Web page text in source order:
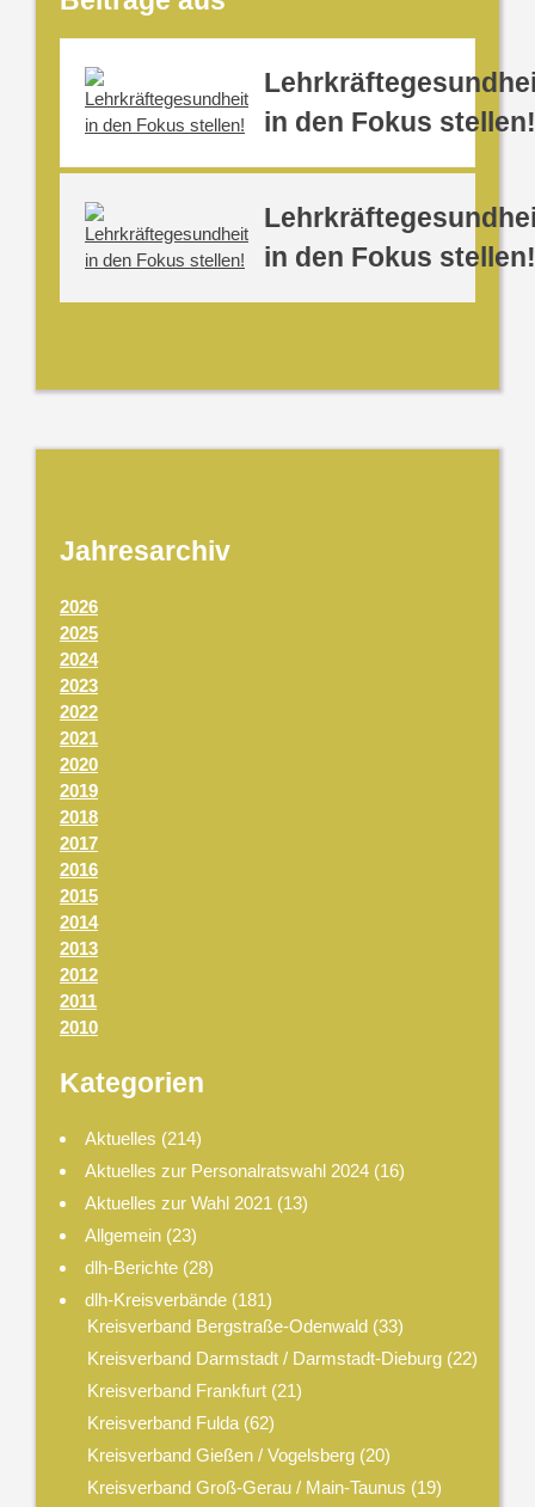
in den Fokus stellen!
in den Fokus stellen!
Jahresarchiv
2026
2025
2024
2023
2022
2021
2020
2019
2018
2017
2016
2015
2014
2013
2012
2011
2010
Kategorien
Aktuelles (214)
Aktuelles zur Personalratswahl 2024 (16)
Aktuelles zur Wahl 2021 (13)
Allgemein (23)
dlh-Berichte (28)
dlh-Kreisverbände (181)
Kreisverband Bergstraße-Odenwald(33)
Kreisverband Darmstadt / Darmstadt-Dieburg(22)
Kreisverband Frankfurt(21)
Kreisverband Fulda(62)
Kreisverband Gießen / Vogelsberg(20)
Kreisverband Groß-Gerau / Main-Taunus (19)